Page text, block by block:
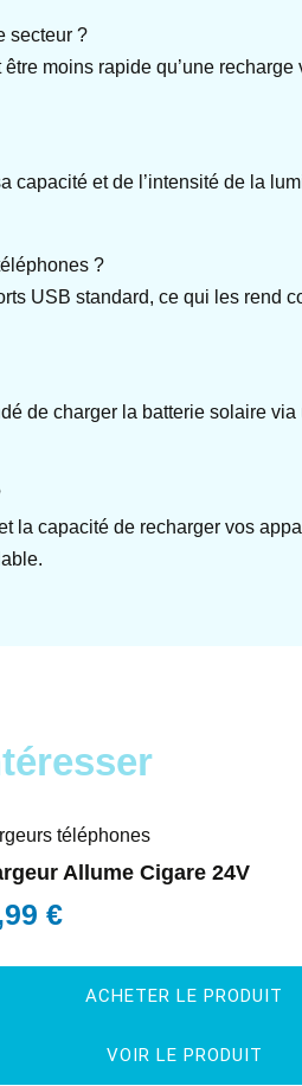
secteur ?
moins rapide qu’une
et de l’intensité de la
?
USB standard, ce qui les rend
de charger la batterie solaire
la capacité de recharger vos
téléphones
Allume Cigare 24V
€
ACHETER LE PRODUIT
VOIR LE PRODUIT